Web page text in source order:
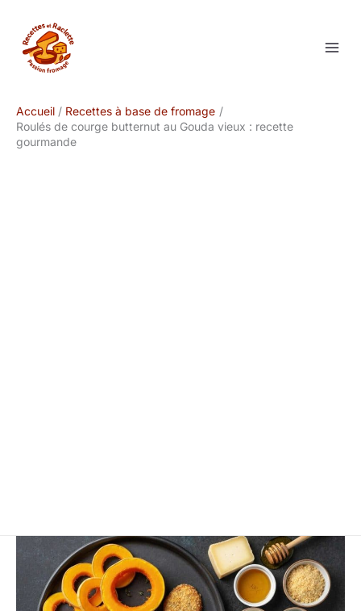
contenu
Accueil
Recettes à base de fromage
Roulés de courge butternut au Gouda vieux : recette
gourmande